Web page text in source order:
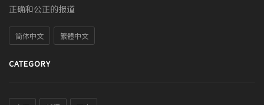
正确和公正的报道
简体中文 繁體中文
CATEGORY